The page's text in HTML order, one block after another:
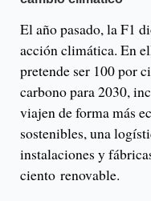
El año pasado, la F1
acción climática. En
pretende ser 100 por
carbono para 2030,
viajen de forma más
sostenibles, una
instalaciones y
ciento renovable.